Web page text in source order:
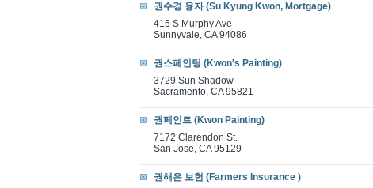
권수경 융자 (Su Kyung Kwon, Mortgage)
415 S Murphy Ave
Sunnyvale, CA 94086
권스페인팅 (Kwon's Painting)
3729 Sun Shadow
Sacramento, CA 95821
권페인트 (Kwon Painting)
7172 Clarendon St.
San Jose, CA 95129
권해은 보험 (Farmers Insurance )